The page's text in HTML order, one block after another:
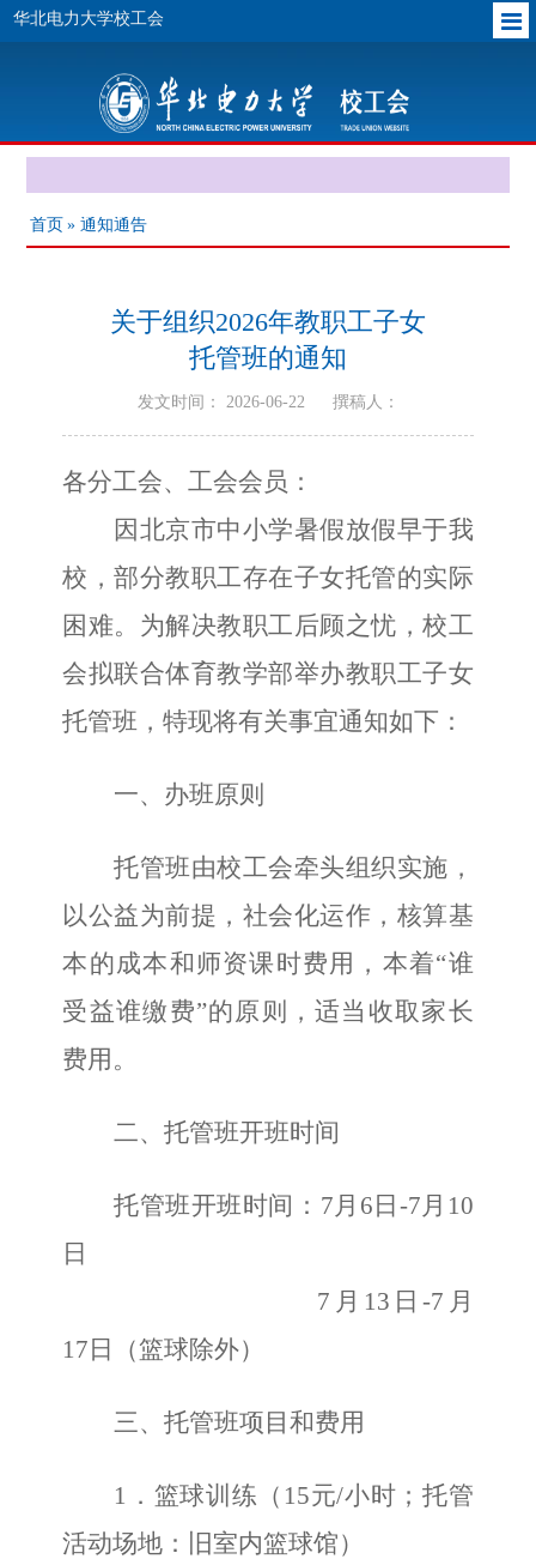
华北电力大学校工会
首页 » 通知通告
关于组织2026年教职工子女
托管班的通知
发文时间： 2026-06-22 撰稿人：
各分工会、工会会员：
因北京市中小学暑假放假早于我
校，部分教职工存在子女托管的实际
困难。为解决教职工后顾之忧，校工
会拟联合体育教学部举办教职工子女
托管班，特现将有关事宜通知如下：
一、办班原则
托管班由校工会牵头组织实施，
以公益为前提，社会化运作，核算基
本的成本和师资课时费用，本着“谁
受益谁缴费”的原则，适当收取家长
费用。
二、托管班开班时间
托管班开班时间： 7月 6 日 -7月10
日
7月13日-7月
17日（篮球除外）
三、托管班项目和费用
1．篮球训练（ 15元/小时；托管
活动场地：
旧 室内篮球馆）